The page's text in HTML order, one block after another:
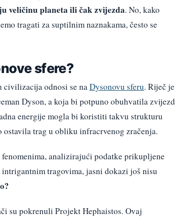
veličinu planeta ili čak zvijezda. No, kako
tragati za suptilnim naznakama, često se
sfere?
civilizacija odnosi se na Dysonovu sferu. Riječ
Dyson, a koja bi potpuno obuhvatila
energije mogla bi koristiti takvu strukturu
trag u obliku infracrvenog zračenja.
analizirajući podatke prikupljene
tragovima, jasni dokazi još nisu
su pokrenuli Projekt Hephaistos. Ovaj